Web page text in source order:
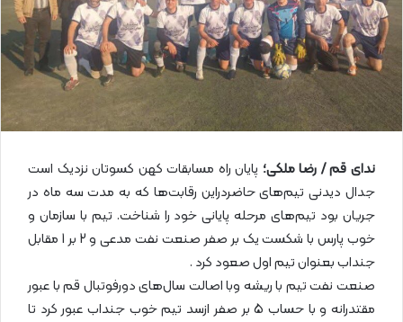
ی
ل
ندای قم / رضا ملکی؛ پایان راه مسابقات کهن کسوتان نزدیک است
جدال دیدنی تیم‌های حاضردراین رقابت‌ها که به مدت سه ماه در
جریان بود تیم‌های مرحله پایانی خود را شناخت. تیم با سازمان و
خوب پارس با شکست یک بر صفر صنعت نفت مدعی و 2 بر 1 مقابل
جنداب بعنوان تیم اول صعود کرد .
صنعت نفت تیم با ریشه وبا اصالت سال‌های دورفوتبال قم با عبور
مقتدرانه و با حساب 5 بر صفر ازسد تیم خوب جنداب عبور کرد تا